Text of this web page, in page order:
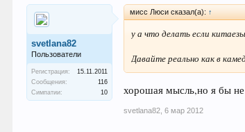
svetlana82
Пользователи
Регистрация:
15.11.2011
Сообщения:
116
Симпатии:
10
мисс Люси сказал(а): ↑
у а что делать если
Давайте реально как в
хорошая мысль,но я бы не
svetlana82 6 мар 2012